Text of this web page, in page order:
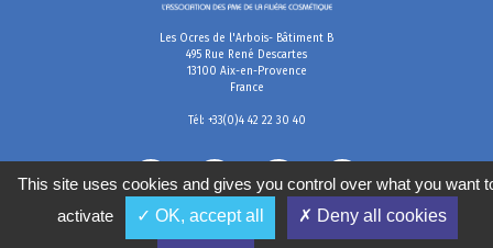
Les Ocres de l'Arbois- Bâtiment B
495 Rue René Descartes
13100 Aix-en-Provence
France
Tél: +33(0)4 42 22 30 40
This site uses cookies and gives you control over what you want
activate
✓ OK, accept all ✗ Deny all cookies